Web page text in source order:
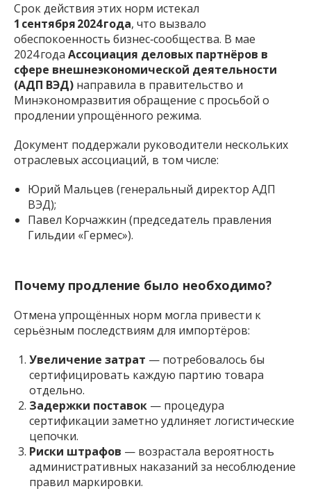
Срок действия этих норм истекал
1 сентября 2024 года, что вызвало
обеспокоенность бизнес‑сообщества. В мае
2024 года Ассоциация деловых партнёров в
сфере внешнеэкономической деятельности
(АДП ВЭД) направила в правительство и
Минэкономразвития обращение с просьбой о
продлении упрощённого режима.
Документ поддержали руководители нескольких
отраслевых ассоциаций, в том числе:
Юрий Мальцев (генеральный директор АДП
ВЭД);
Павел Корчажкин (председатель правления
Гильдии «Гермес»).
Почему продление было необходимо?
Отмена упрощённых норм могла привести к
серьёзным последствиям для импортёров:
Увеличение затрат — потребовалось бы
сертифицировать каждую партию товара
отдельно.
Задержки поставок — процедура
сертификации заметно удлиняет логистические
цепочки.
Риски штрафов — возрастала вероятность
административных наказаний за несоблюдение
правил маркировки.